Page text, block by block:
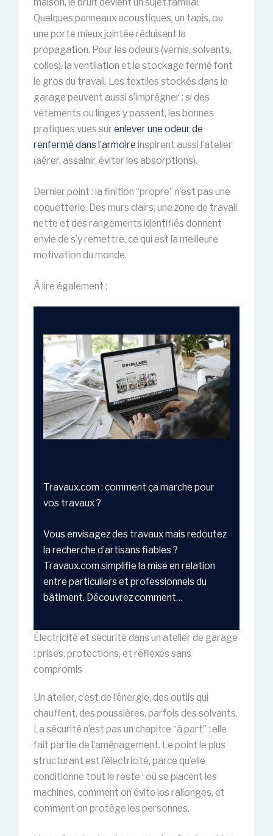
Quelques panneaux acoustiques, un tapis, ou
une porte mieux jointée réduisent la
propagation. Pour les odeurs (vernis, solvants,
colles), la ventilation et le stockage fermé font
le gros du travail. Les textiles stockés dans le
garage peuvent aussi s’imprégner : si des
vêtements ou linges y passent, les bonnes
pratiques vues sur enlever une odeur de
renfermé dans l’armoire inspirent aussi l’atelier
(aérer, assainir, éviter les absorptions).
Dernier point : la finition “propre” n’est pas une
coquetterie. Des murs clairs, une zone de travail
nette et des rangements identifiés donnent
envie de s’y remettre, ce qui est la meilleure
motivation du monde.
À lire également :
Travaux.com : comment ça marche pour
vos travaux ?
Vous envisagez des travaux mais redoutez
la recherche d’artisans fiables ?
Travaux.com simplifie la mise en relation
entre particuliers et professionnels du
bâtiment. Découvrez comment…
Électricité et sécurité dans un atelier de garage
: prises, protections, et réflexes sans
compromis
Un atelier, c’est de l’énergie, des outils qui
chauffent, des poussières, parfois des solvants.
La sécurité n’est pas un chapitre “à part” : elle
fait partie de l’aménagement. Le point le plus
structurant est l’électricité, parce qu’elle
conditionne tout le reste : où se placent les
machines, comment on évite les rallonges, et
comment on protège les personnes.